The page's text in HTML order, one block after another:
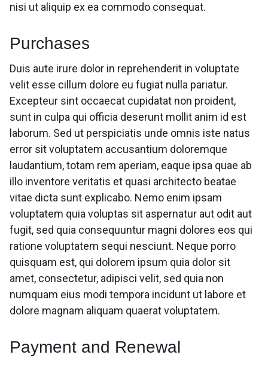
nisi ut aliquip ex ea commodo consequat.
Purchases
Duis aute irure dolor in reprehenderit in voluptate
velit esse cillum dolore eu fugiat nulla pariatur.
Excepteur sint occaecat cupidatat non proident,
sunt in culpa qui officia deserunt mollit anim id est
laborum. Sed ut perspiciatis unde omnis iste natus
error sit voluptatem accusantium doloremque
laudantium, totam rem aperiam, eaque ipsa quae ab
illo inventore veritatis et quasi architecto beatae
vitae dicta sunt explicabo. Nemo enim ipsam
voluptatem quia voluptas sit aspernatur aut odit aut
fugit, sed quia consequuntur magni dolores eos qui
ratione voluptatem sequi nesciunt. Neque porro
quisquam est, qui dolorem ipsum quia dolor sit
amet, consectetur, adipisci velit, sed quia non
numquam eius modi tempora incidunt ut labore et
dolore magnam aliquam quaerat voluptatem.
Payment and Renewal